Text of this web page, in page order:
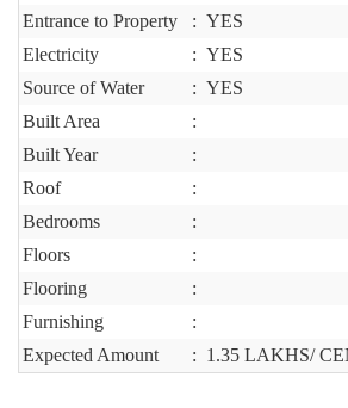
Entrance to Property
: YES
Electricity
: YES
Source of Water
: YES
Built Area
:
Built Year
:
Roof
:
Bedrooms
:
Floors
:
Flooring
:
Furnishing
:
Expected Amount
: 1.35 LAKHS/